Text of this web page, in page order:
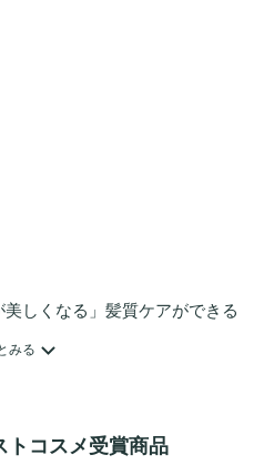
美しくなる」髪質ケアができる
アイスレディが開発した赤外
みる
トコスメ受賞商品